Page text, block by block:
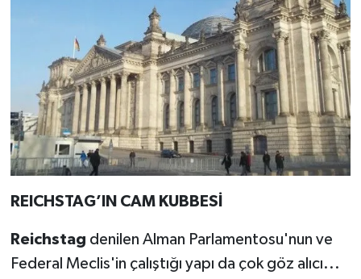
REICHSTAG’IN CAM KUBBESİ
Reichstag denilen Alman Parlamentosu'nun ve
Federal Meclis'in çalıştığı yapı da çok göz alıcı...